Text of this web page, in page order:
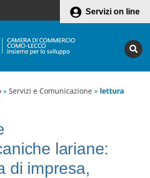
Servizi on line
» Servizi e Comunicazione » lettura
lariane:
di impresa,